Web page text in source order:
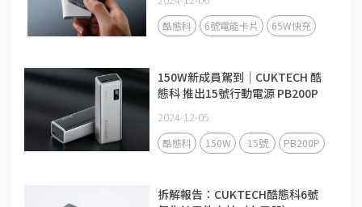
酷態科 6號電能卡片 65W快充
150W新成員駕到｜CUKTECH 酷
態科 推出15號行動電源 PB200P
2024-12-05
酷態科 150W 15號 PB200P
拆解報告：CUKTECH酷態科6號